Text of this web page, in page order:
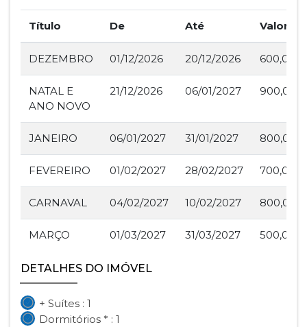
Título De Até Valor
DEZEMBRO 01/12/2026 20/12/2026 600,00
NATAL E
ANO NOVO
21/12/2026 06/01/2027 900,00
JANEIRO 06/01/2027 31/01/2027 800,00
FEVEREIRO 01/02/2027 28/02/2027 700,00
CARNAVAL 04/02/2027 10/02/2027 800,00
MARÇO 01/03/2027 31/03/2027 500,00
DETALHES DO IMÓVEL
+ Suítes : 1
Dormitórios * : 1